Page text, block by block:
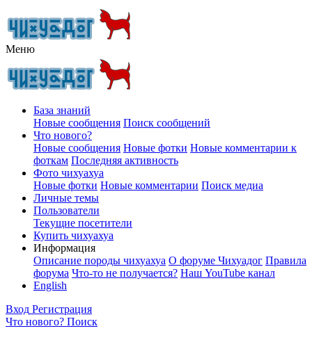
Меню
База знаний
Новые сообщения Поиск сообщений
Что нового?
Новые сообщения Новые фотки Новые комментарии к
фоткам Последняя активность
Фото чихуахуа
Новые фотки Новые комментарии Поиск медиа
Личные темы
Пользователи
Текущие посетители
Купить чихуахуа
Информация
Описание породы чихуахуа О форуме Чихуадог Правила
форума Что-то не получается? Наш YouTube канал
English
Вход Регистрация
Что нового? Поиск